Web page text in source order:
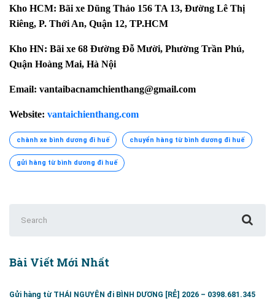
Kho HCM: Bãi xe Dũng Thảo 156 TA 13, Đường Lê Thị
Riêng, P. Thới An, Quận 12, TP.HCM
Kho HN: Bãi xe 68 Đường Đỗ Mười, Phường Trần Phú,
Quận Hoàng Mai, Hà Nội
Email: vantaibacnamchienthang@gmail.com
Website: vantaichienthang.com
chành xe bình dương đi huế chuyển hàng từ bình dương đi huế
gửi hàng từ bình dương đi huế
for:
Bài Viết Mới Nhất
Gửi hàng từ THÁI NGUYÊN đi BÌNH DƯƠNG [RẺ] 2026 – 0398.681.345